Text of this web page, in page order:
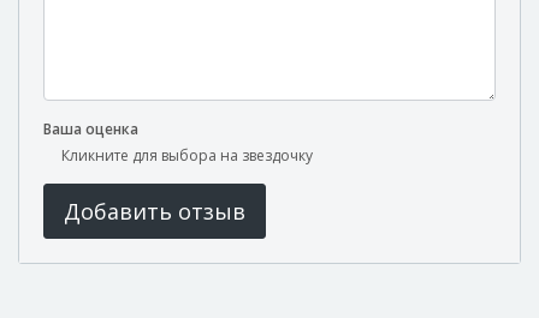
Ваша оценка
Кликните для выбора на звездочку
Добавить отзыв